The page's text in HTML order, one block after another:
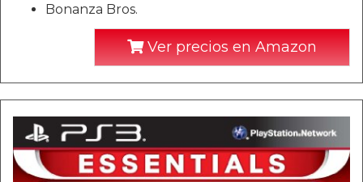
Bonanza Bros.
Ver precios en Amazon